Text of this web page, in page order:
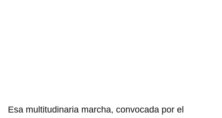
Esa multitudinaria marcha, convocada por el